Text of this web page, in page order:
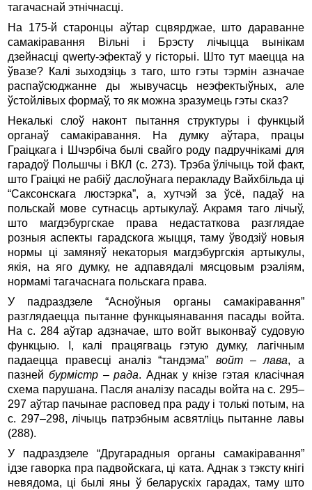
тагачаснай этнічнасці.
На 175-й старонцы аўтар сцвярджае, што дараванне
самакіравання Вільні і Брэсту лічыцца вынікам
дзейнасці qwerty-эфектаў у гісторыі. Што тут маецца на
ўвазе? Калі зыходзіць з таго, што гэты тэрмін азначае
распаўсюджанне ды жывучасць неэфектыўных, але
ўстойлівых формаў, то як можна зразумець гэты сказ?
Некалькі слоў наконт пытання структуры і функцый
органаў самакіравання. На думку аўтара, працы
Граіцкага і Шчэрбіча былі свайго роду падручнікамі для
гарадоў Польшчы і ВКЛ (с. 273). Трэба ўлічыць той факт,
што Граіцкі не рабіў даслоўнага перакладу Вайхбільда ці
“Саксонскага люстэрка”, а, хутчэй за ўсё, падаў на
польскай мове сутнасць артыкулаў. Акрамя таго лічыў,
што магдэбургскае права недастаткова разглядае
розныя аспекты гарадскога жыцця, таму ўводзіў новыя
нормы ці замяняў некаторыя магдэбургскія артыкулы,
якія, на яго думку, не адпавядалі мясцовым рэаліям,
нормамі тагачаснага польскага права.
У падраздзеле “Асноўныя органы самакіравання”
разглядаецца пытанне функцыянавання пасады войта.
На с. 284 аўтар адзначае, што войт выконваў судовую
функцыю. І, калі працягваць гэтую думку, лагічным
падаецца правесці аналіз “тандэма” войт – лава, а
пазней бурмістр – рада. Аднак у кнізе гэтая класічная
схема парушана. Пасля аналізу пасады войта на с. 295–
297 аўтар пачынае расповед пра раду і толькі потым, на
с. 297–298, лічыць патрэбным асвятліць пытанне лавы
(288).
У падраздзеле “Другарадныя органы самакіравання”
ідзе гаворка пра падвойскага, ці ката. Аднак з тэксту кнігі
невядома, ці былі яны ў беларускіх гарадах, таму што